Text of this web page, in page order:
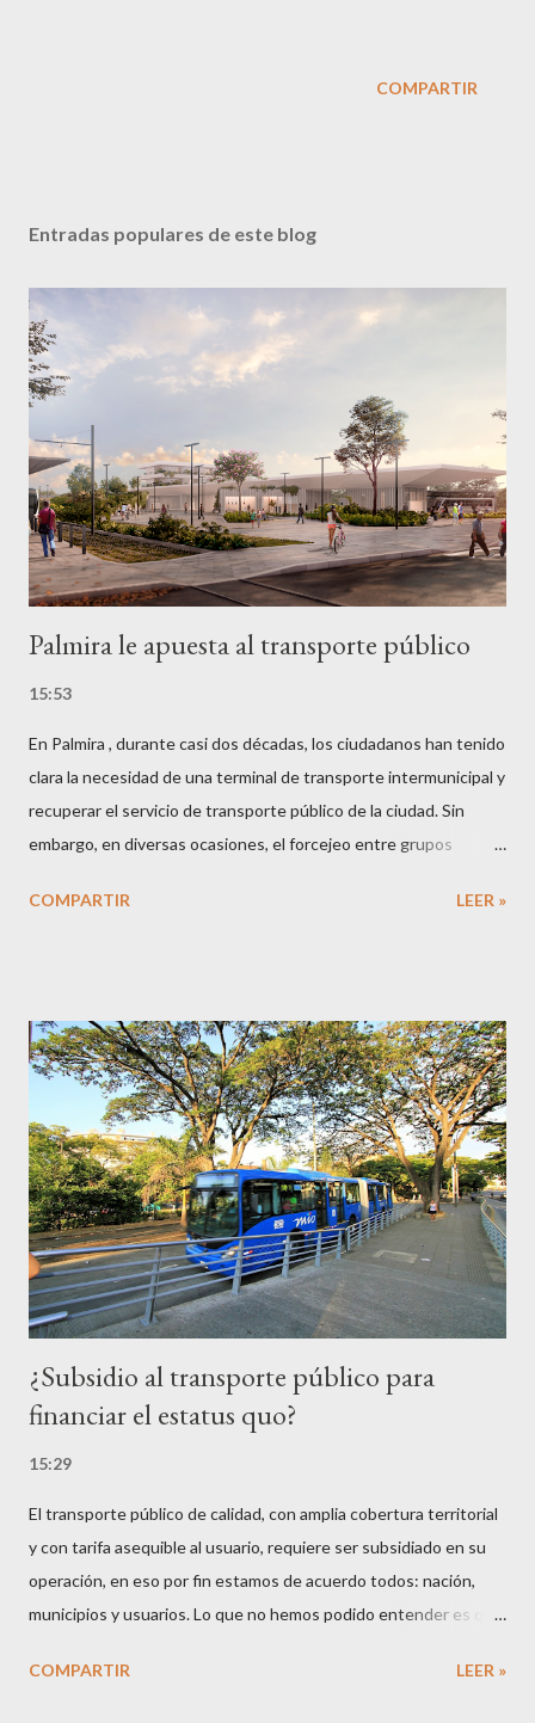
COMPARTIR
Entradas populares de este blog
Palmira le apuesta al transporte público
15:53
En Palmira , durante casi dos décadas, los ciudadanos han tenido
clara la necesidad de una terminal de transporte intermunicipal y
recuperar el servicio de transporte público de la ciudad. Sin
embargo, en diversas ocasiones, el forcejeo entre grupos
pretendido dar al traste con dicho anhelo de los ciudadanos. En
Territorial (2001), el Plan Vial de Tránsito y Transporte (2009) y
el Plan Estratégico de Movilidad Territorial (2014). Además, ha
sido promesa de campaña de diversas administraciones. La
necesidad es tangible, los ciudadanos se ven obligados a usar la
glorieta Versalles como una terminal improvisada y a cielo
abierto, afrontando diversos riesgos asociados a seguridad vial y
seguridad ciudadana, entre otros. En consecuencia, la actual
administ...
COMPARTIR LEER »
¿Subsidio al transporte público para
financiar el estatus quo?
15:29
El transporte público de calidad, con amplia cobertura territorial
y con tarifa asequible al usuario, requiere ser subsidiado en su
operación, en eso por fin estamos de acuerdo todos: nación,
municipios y usuarios. Lo que no hemos podido entender es que
público ilegal e informal, normalizando la evasión del pago del
COMPARTIR LEER »